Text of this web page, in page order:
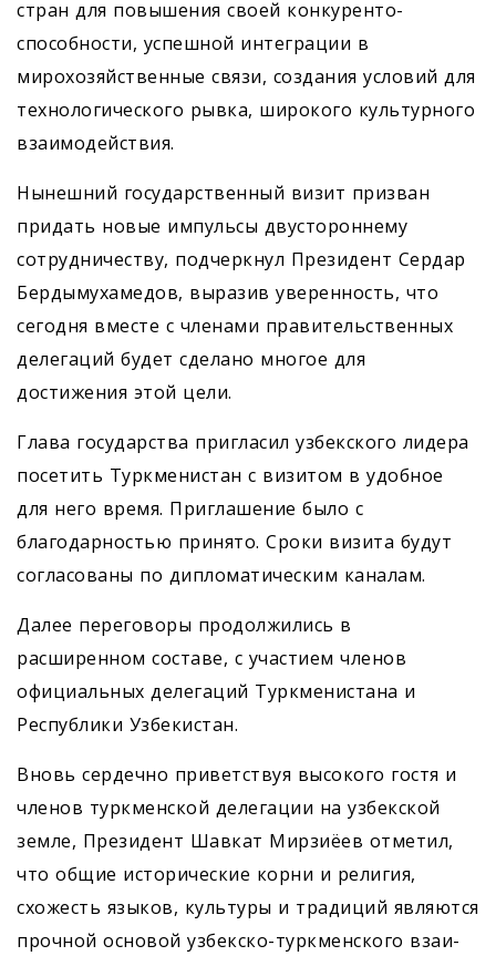
стран для повышения своей конкуренто­
способности, успешной интеграции в
мирохозяйственные связи, создания условий для
технологического рывка, широкого культурного
взаимодействия.
Нынешний государственный визит призван
придать новые импульсы двустороннему
сотрудничеству, подчеркнул Президент Сердар
Бердымухамедов, выразив уверенность, что
сегодня вместе с членами правительственных
делегаций будет сделано многое для
достижения этой цели.
Глава государства пригласил узбекского лидера
посетить Туркменистан с визитом в удобное
для него время. Приглашение было с
благодарностью принято. Сроки визита будут
согласованы по дипломатическим каналам.
Далее переговоры продолжились в
расширенном составе, с участием членов
официальных делегаций Туркменистана и
Республики Узбекистан.
Вновь сердечно приветствуя высокого гостя и
членов туркменской делегации на узбекской
земле, Президент Шавкат Мирзиёев отметил,
что общие исторические корни и религия,
схожесть языков, культуры и традиций являются
прочной основой узбекско-туркменского взаи­